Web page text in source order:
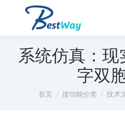
系统仿真：现
字双
您在这里：
首页 按功能分类 技术